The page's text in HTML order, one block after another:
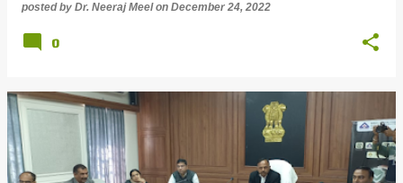
posted by Dr. Neeraj Meel on December 24, 2022
0